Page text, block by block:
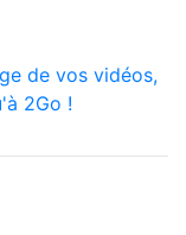
de vos vidéos,
2Go !